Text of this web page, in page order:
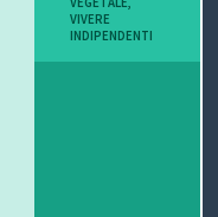
VIVERE
INDIPENDENTI